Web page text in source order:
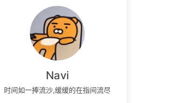
Navi
时间如一捧流沙,缓缓的在指间流尽